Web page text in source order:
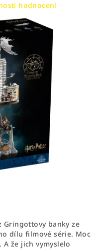
Gringottovy banky ze
dílu filmové série. Moc
A že jich vymyslelo
hodnocení